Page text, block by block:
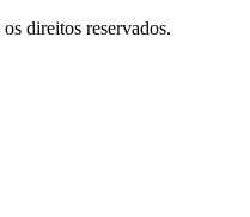
direitos reservados.